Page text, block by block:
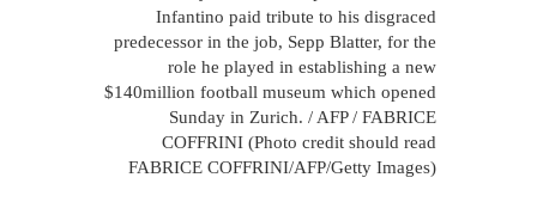
Infantino paid tribute to his disgraced
predecessor in the job, Sepp Blatter, for the
role he played in establishing a new
$140million football museum which opened
Sunday in Zurich. / AFP / FABRICE
COFFRINI (Photo credit should read
FABRICE COFFRINI/AFP/Getty Images)